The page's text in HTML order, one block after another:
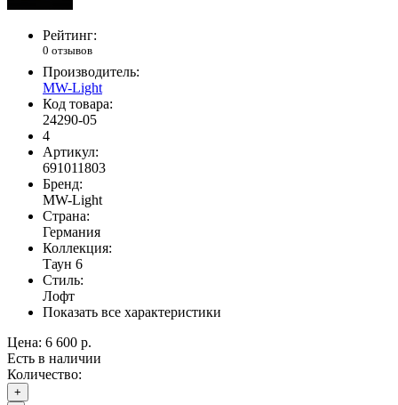
Рейтинг:
0 отзывов
Производитель:
MW-Light
Код товара:
24290-05
4
Артикул:
691011803
Бренд:
MW-Light
Страна:
Германия
Коллекция:
Таун 6
Стиль:
Лофт
Показать все характеристики
Цена: 6 600 р.
Есть в наличии
Количество:
+